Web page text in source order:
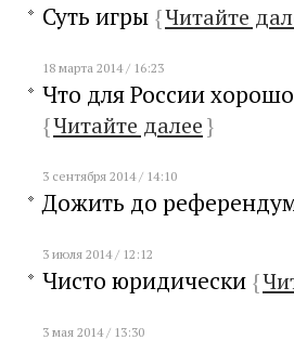
Суть игры {Читайте
18 марта 2014 / 16:23
Что для России
{Читайте далее}
3 сентября 2014 / 14:10
Дожить до
3 июля 2014 / 12:12
Чисто юридически {
3 мая 2014 / 13:30